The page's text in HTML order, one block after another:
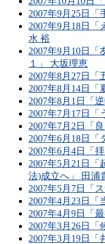
2007年9月25日
2007年9月18日
水 裕
2007年9月10日
１」 大坂理恵
2007年8月27日
2007年8月14日「
2007年8月1日「
2007年7月17日
2007年7月2日「
2007年6月18日
2007年6月4日「
2007年5月21日
法)成立へ」 田浦
2007年5月7日「
2007年4月23日
2007年4月9日「
2007年3月26日
2007年3月19日